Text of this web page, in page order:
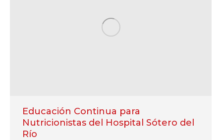
Educación Continua para
Nutricionistas del Hospital Sótero del
Río